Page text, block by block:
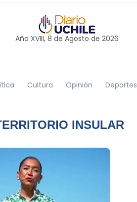
Año XVIII, 8 de Agosto de 2026
Cultura Opinión Deportes
INSULAR